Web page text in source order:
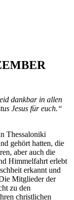
dankbar in allen
Jesus für euch.“
Thessaloniki
gehört hatten, die
aber auch die
Himmelfahrt erlebt
erkannt und
Mitglieder der
zu den
christlichen